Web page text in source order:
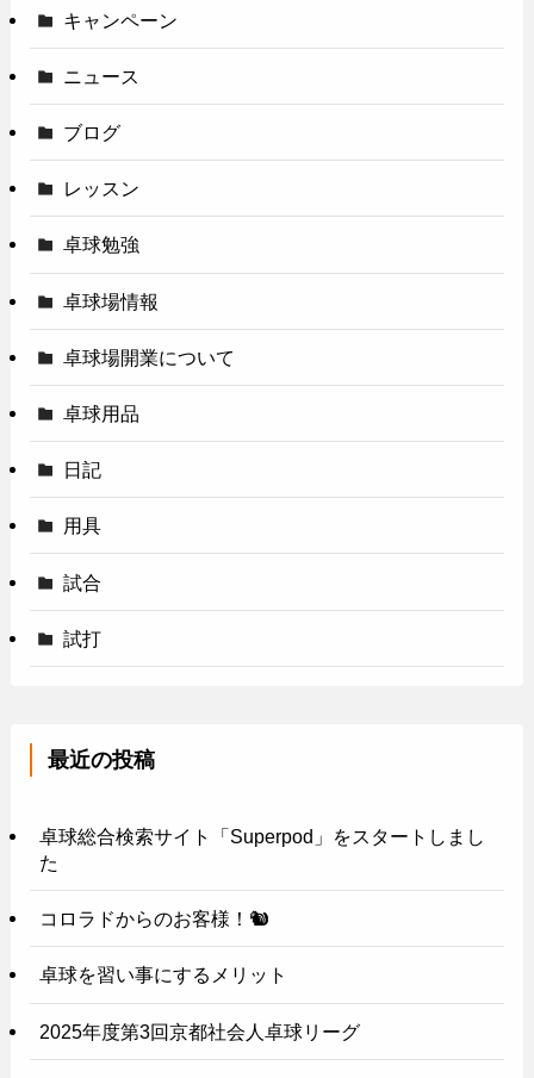
キャンペーン
ニュース
ブログ
レッスン
卓球勉強
卓球場情報
卓球場開業について
卓球用品
日記
用具
試合
試打
最近の投稿
卓球総合検索サイト「Superpod」をスタートしまし
た
コロラドからのお客様！🐿️
卓球を習い事にするメリット
2025年度第3回京都社会人卓球リーグ